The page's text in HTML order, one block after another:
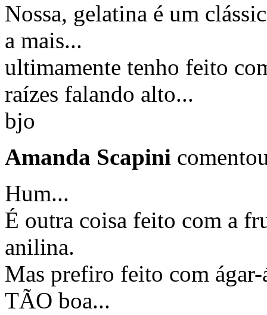
Nossa, gelatina é um
a mais...
ultimamente tenho feito
raízes falando alto...
bjo
Amanda Scapini
Hum...
É outra coisa feito com a
anilina.
Mas prefiro feito com
TÃO boa...